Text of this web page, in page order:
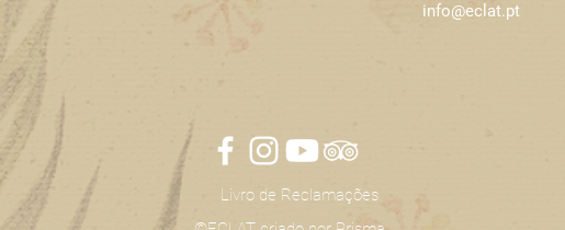
info@eclat.pt
Livro de Reclamações